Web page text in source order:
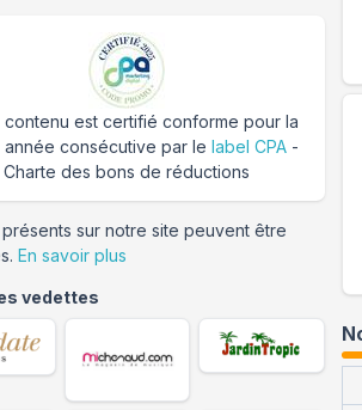
contenu est certifié conforme pour la
année consécutive par le label CPA-
Charte des bons de réductions
présents sur notre site peuvent être
En savoir plus
vedettes